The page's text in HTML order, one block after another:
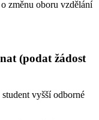
změnu oboru vzdělání
(podat žádost
vyšší odborné